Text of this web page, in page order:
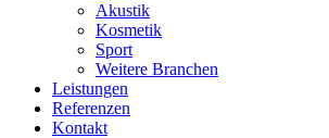
Akustik
Kosmetik
Sport
Weitere Branchen
Leistungen
Referenzen
Kontakt